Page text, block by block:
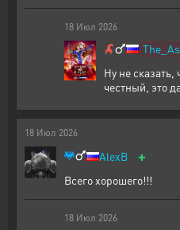
18 Июл 2026
Ну не
честный, это
18 Июл 2026
AlexB +
Всего хорошего!!!
18 Июл 2026